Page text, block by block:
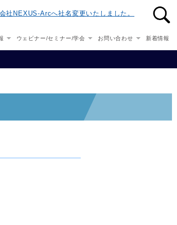
ウェビナー/セミナー/学会 お問い合わせ 新着情報
社NEXUS-Arcへ社名変更いたしました。